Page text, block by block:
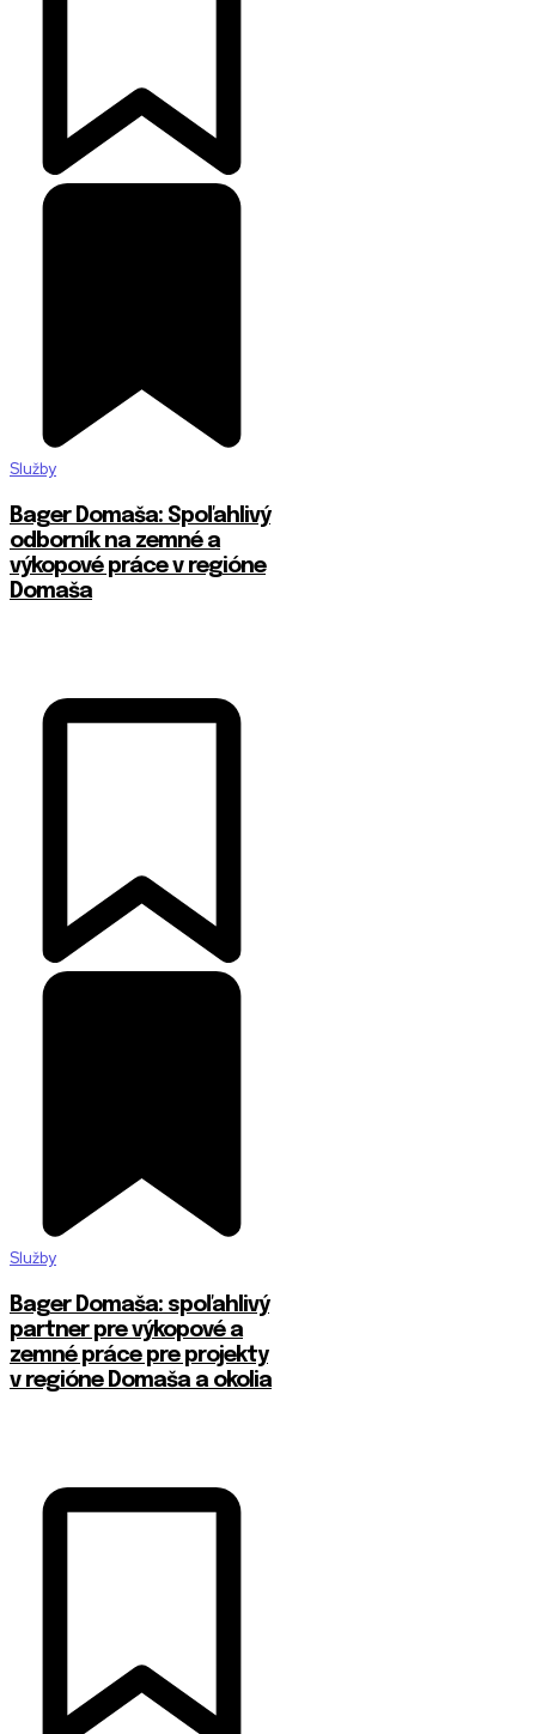
Služby
Bager Domaša: Spoľahlivý
odborník na zemné a
výkopové práce v regióne
Domaša
Služby
Bager Domaša: spoľahlivý
partner pre výkopové a
zemné práce pre projekty
v regióne Domaša a okolia